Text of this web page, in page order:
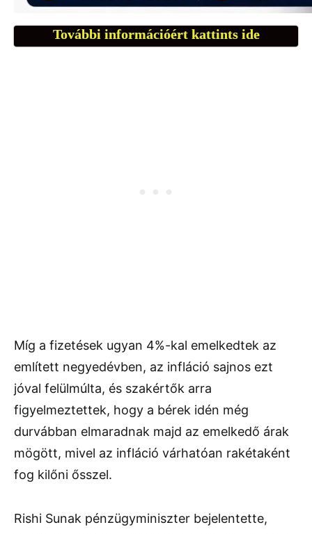
További információért kattints ide
Míg a fizetések ugyan 4%-kal emelkedtek az
említett negyedévben, az infláció sajnos ezt
jóval felülmúlta, és szakértők arra
figyelmeztettek, hogy a bérek idén még
durvábban elmaradnak majd az emelkedő árak
mögött, mivel az infláció várhatóan rakétaként
fog kilőni ősszel.
Rishi Sunak pénzügyminiszter bejelentette,